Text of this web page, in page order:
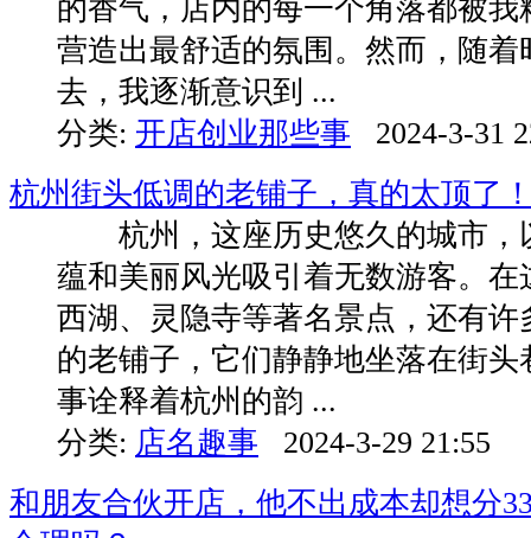
的香气，店内的每一个角落都被
营造出最舒适的氛围。然而，随着
去，我逐渐意识到 ...
分类: 开店创业那些事
2024-3-31
杭州街头低调的老铺子，真的太顶了
杭州，这座历史悠久的城市，
蕴和美丽风光吸引着无数游客。在
西湖、灵隐寺等著名景点，还有许
的老铺子，它们静静地坐落在街
事诠释着杭州的韵 ...
分类: 店名趣事
2024-3-29 21:55
和朋友合伙开店，他不出成本却想分